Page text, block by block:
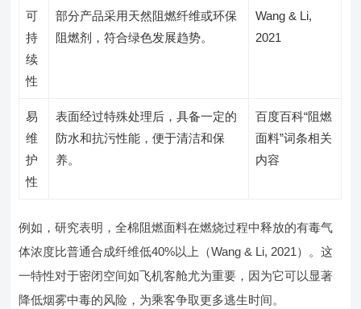
可
持
续
性
部分产品采用天然阻燃纤维或环保
阻燃剂，符合绿色发展趋势。
Wang & Li,
2021
易
维
护
性
表面经过特殊处理后，具备一定的
防水和抗污性能，便于清洁和保
养。
百度百科“阻燃
面料”词条相关
内容
例如，研究表明，全棉阻燃面料在燃烧过程中释放的有毒气
体浓度比普通合成纤维低40%以上（Wang & Li, 2021）。这
一特性对于密闭空间如飞机客舱尤为重要，因为它可以显著
降低烟雾中毒的风险，为乘客争取更多逃生时间。